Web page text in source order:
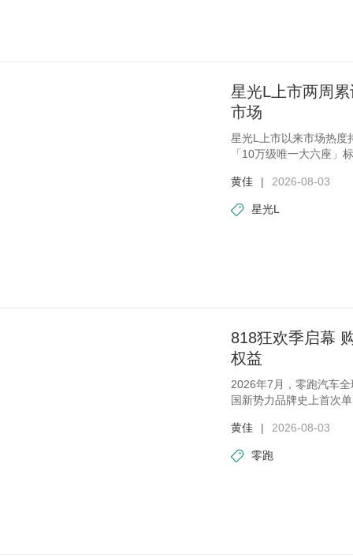
星光L上市两周
市场
星光L上市以来市场热度
「10万级唯一大六座」
黄佳
| 2026-08-03
星光L
818狂欢季启幕
权益
2026年7月，零跑汽车
国新势力品牌史上首次
黄佳
| 2026-08-03
零跑